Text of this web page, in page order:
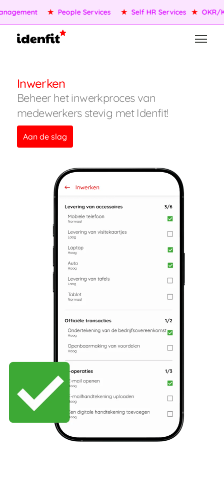
★ People Services ★ Self HR Services ★ OKR/
Inwerken
Beheer het inwerkproces van
medewerkers stevig met Idenfit!
Aan de slag